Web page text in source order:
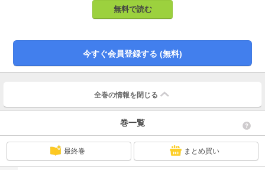
無料で読む
今すぐ会員登録する (無料)
全巻の情報を 閉じる
巻一覧
最終巻 まとめ買い